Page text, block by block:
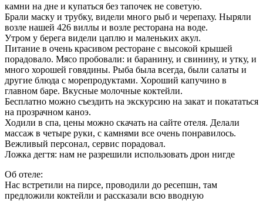
камни на дне и купаться без тапочек не советую.
Брали маску и трубку, видели много рыб и черепаху. Ныряли
возле нашей 426 виллы и возле ресторана на воде.
Утром у берега видели цаплю и маленьких акул.
Питание в очень красивом ресторане с высокой крышей
порадовало. Мясо пробовали: и баранину, и свинину, и утку, и
много хорошей говядины. Рыба была всегда, были салаты и
другие блюда с морепродуктами. Хороший капучино в
главном баре. Вкусные молочные коктейли.
Бесплатно можно съездить на экскурсию на закат и покататься
на прозрачном каноэ.
Ходили в спа, цены можно скачать на сайте отеля. Делали
массаж в четыре руки, с камнями все очень понравилось.
Вежливый персонал, сервис порадовал.
Ложка дегтя: нам не разрешили использовать дрон нигде
Об отеле:
Нас встретили на пирсе, проводили до ресепшн, там
предложили коктейли и рассказали всю вводную